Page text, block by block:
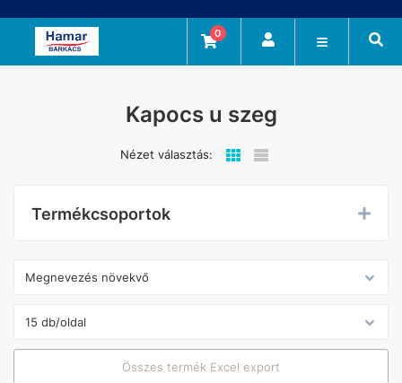
0
Kapocs u szeg
Nézet választás:
Termékcsoportok
Összes termék Excel export